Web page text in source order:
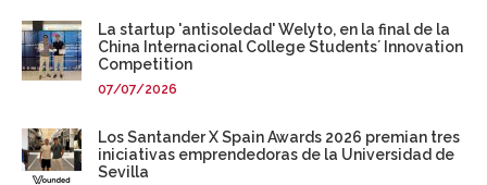
La startup 'antisoledad' Welyto, en la final de la
China Internacional College Students´ Innovation
Competition
07/07/2026
Los Santander X Spain Awards 2026 premian tres
iniciativas emprendedoras de la Universidad de
Sevilla